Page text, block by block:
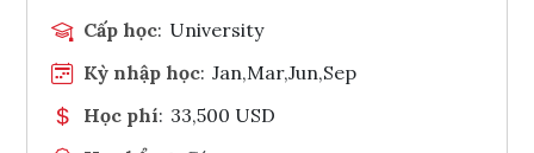
Cấp học: University
Kỳ nhập học: Jan,Mar,Jun,Sep
Học phí: 33,500 USD